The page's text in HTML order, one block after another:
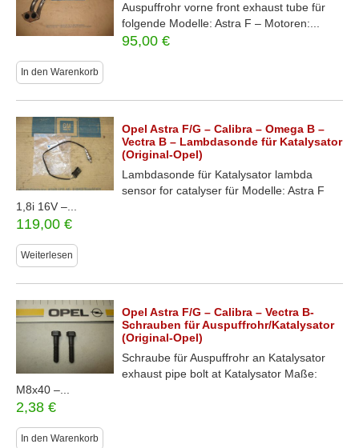
Auspuffrohr vorne front exhaust tube für
folgende Modelle: Astra F – Motoren:...
95,00€
In den Warenkorb
Opel Astra F/G – Calibra – Omega B –
Vectra B – Lambdasonde für Katalysator
(Original-Opel)
Lambdasonde für Katalysator lambda
sensor for catalyser für Modelle: Astra F
1,8i 16V –...
119,00 €
Weiterlesen
Opel Astra F/G – Calibra – Vectra B-
Schrauben für Auspuffrohr/Katalysator
(Original-Opel)
Schraube für Auspuffrohr an Katalysator
exhaust pipe bolt at Katalysator Maße:
M8x40 –...
2,38 €
In den Warenkorb